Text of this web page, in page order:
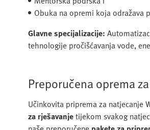
Obuka na opremi koja odražava
Glavne specijalizacije:
tehnologije pročišćavanja vode,
Preporučena oprema
Učinkovita priprema za natjecanje
za rješavanjetijekom svakog